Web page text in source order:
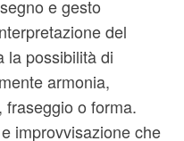
e gesto
del
la possibilità di
armonia,
o forma.
improvvisazione che